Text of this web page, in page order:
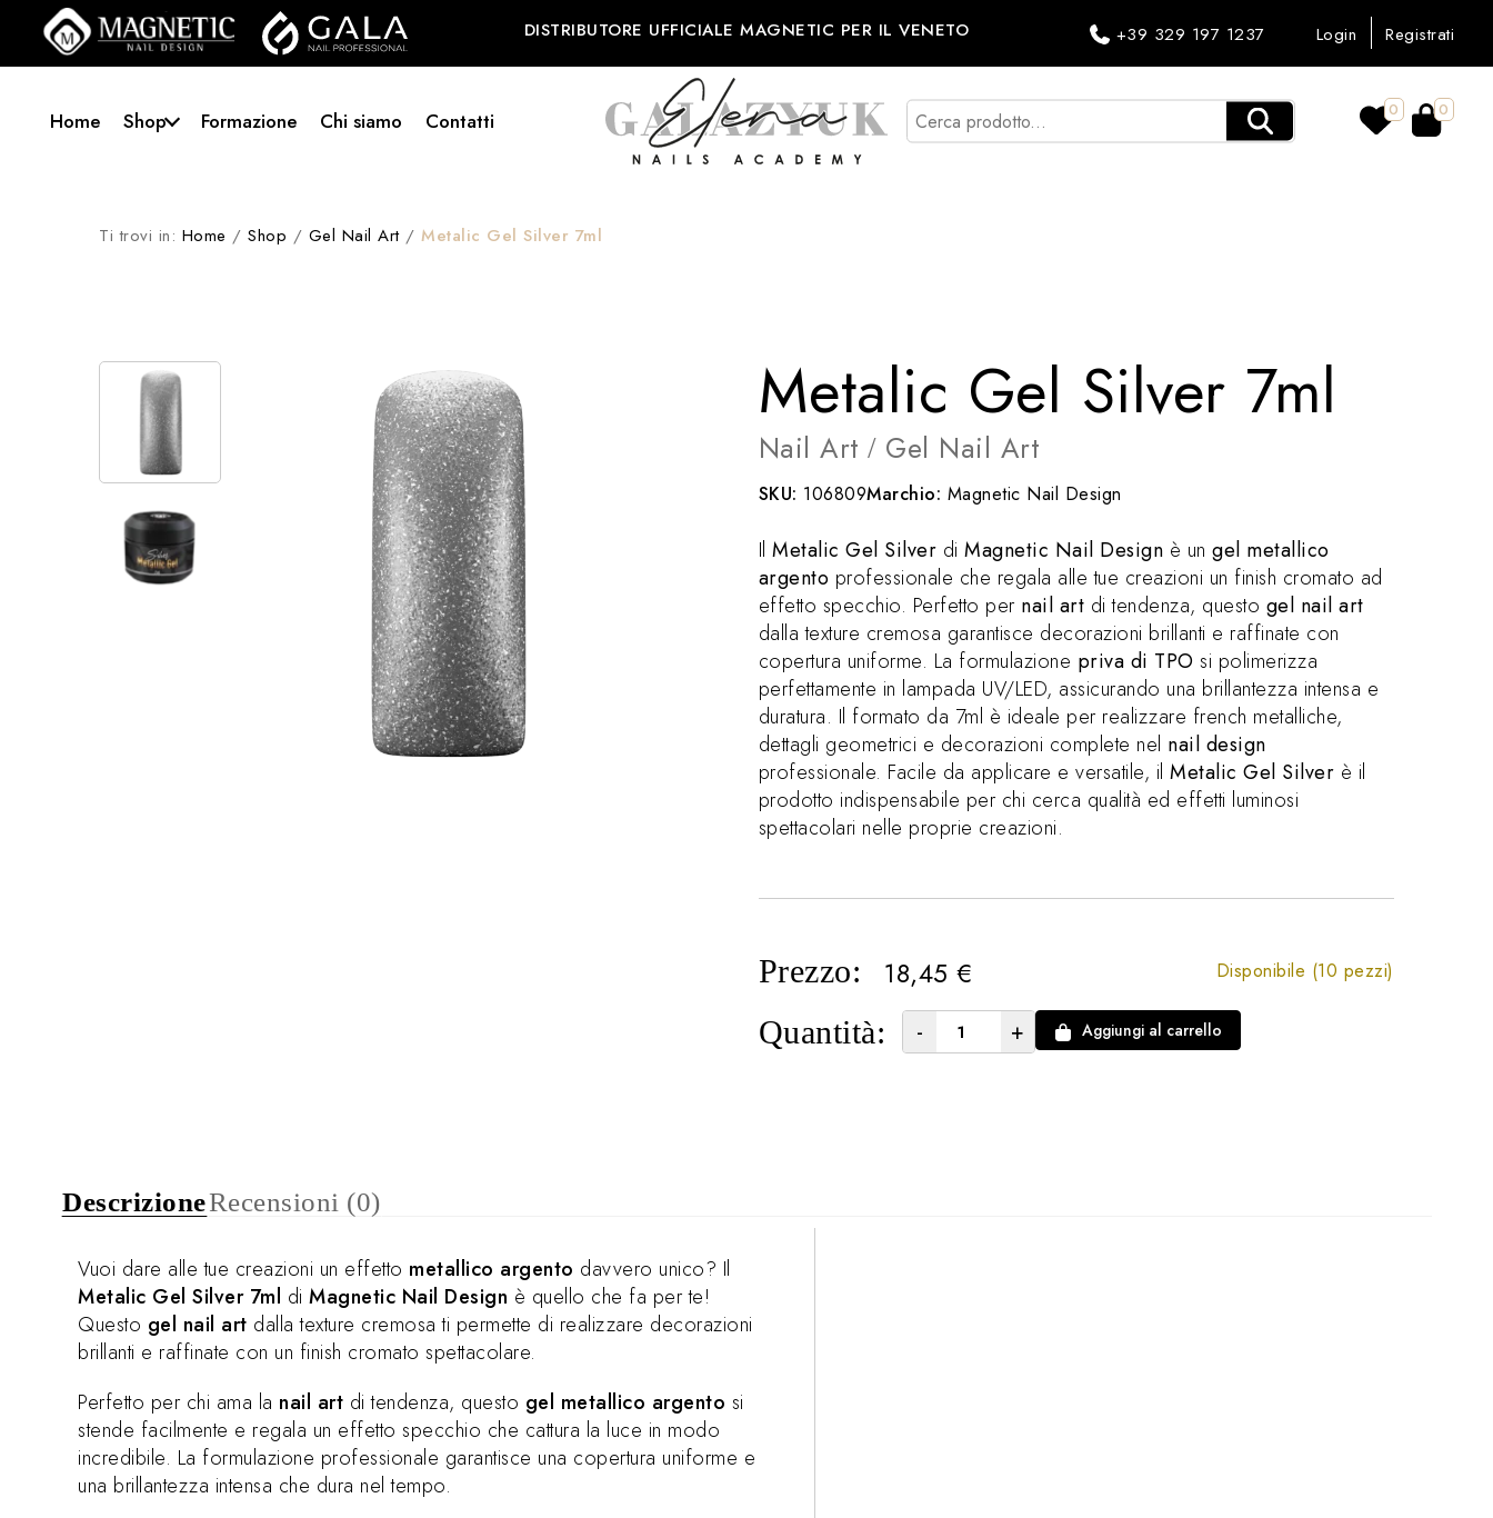
DISTRIBUTORE UFFICIALE MAGNETIC PER IL VENETO +39 329 197 1237 Login Registrati
Home Shop Formazione Chi siamo Contatti 0 0
Ti trovi in: Home /Shop / Gel Nail Art/Metalic Gel Silver 7ml
Metalic Gel Silver 7ml
Nail Art / Gel Nail Art
SKU: 106809Marchio: Magnetic Nail Design
IlMetalic Gel Silver diMagnetic Nail Design è ungel metallico
argento professionale che regala alle tue creazioni un finish cromato ad
effetto specchio. Perfetto per nail art di tendenza, questo gel nail art
dalla texture cremosa garantisce decorazioni brillanti e raffinate con
copertura uniforme. La formulazione priva di TPO si polimerizza
perfettamente in lampada UV/LED, assicurando una brillantezza intensa e
duratura. Il formato da 7ml è ideale per realizzare french metalliche,
dettagli geometrici e decorazioni complete nel nail design
professionale. Facile da applicare e versatile, ilMetalic Gel Silver è il
prodotto indispensabile per chi cerca qualità ed effetti luminosi
spettacolari nelle proprie creazioni.
Prezzo: 18,45€ Disponibile (10 pezzi)
Quantità: - + Aggiungi al carrello
DescrizioneRecensioni (0)
Vuoi dare alle tue creazioni un effetto metallico argento davvero unico? Il
Metalic Gel Silver 7ml di Magnetic Nail Design è quello che fa per te!
Questo gel nail art dalla texture cremosa ti permette di realizzare decorazioni
brillanti e raffinate con un finish cromato spettacolare.
Perfetto per chi ama la nail art di tendenza, questo gel metallico argento si
stende facilmente e regala un effetto specchio che cattura la luce in modo
incredibile. La formulazione professionale garantisce una copertura uniforme e
una brillantezza intensa che dura nel tempo.